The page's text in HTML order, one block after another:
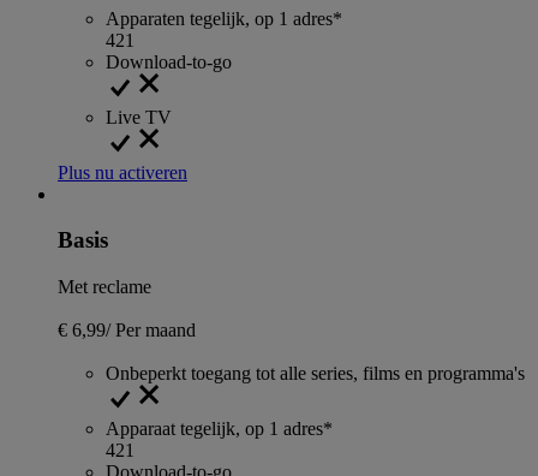
Apparaten tegelijk, op 1 adres*
421
Download-to-go
Live TV
Plus nu activeren
Basis
Met reclame
€ 6,99/Per maand
Onbeperkt toegang tot alle series, films en programma's
Apparaat tegelijk, op 1 adres*
421
Download-to-go